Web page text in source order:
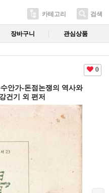
카테고리 검색
장바구니 관심상품
0
안가-돈점논쟁의 역사와
건기 외 편저